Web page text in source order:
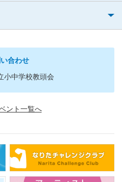
合わせ
小中学校教頭会
ント一覧へ